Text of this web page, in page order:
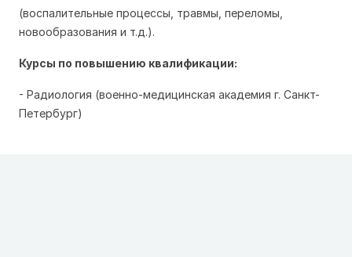
(воспалительные процессы, травмы, переломы,
новообразования и т.д.).
Курсы по повышению квалификации:
- Радиология (военно-медицинская академия г. Санкт-
Петербург)